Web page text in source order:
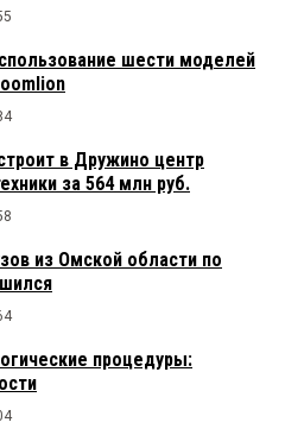
шести моделей
в Дружино центр
за 564 млн руб.
из Омской области по
процедуры: